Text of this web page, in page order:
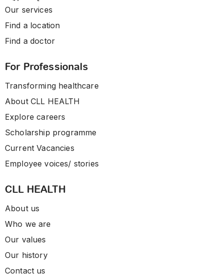
Our services
Find a location
Find a doctor
For Professionals
Transforming healthcare
About CLL HEALTH
Explore careers
Scholarship programme
Current Vacancies
Employee voices/ stories
CLL HEALTH
About us
Who we are
Our values
Our history
Contact us